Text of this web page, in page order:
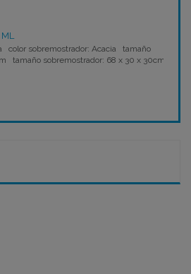
color sobremostrador: Acacia tamaño
tamaño sobremostrador: 68 x 30 x 30cm